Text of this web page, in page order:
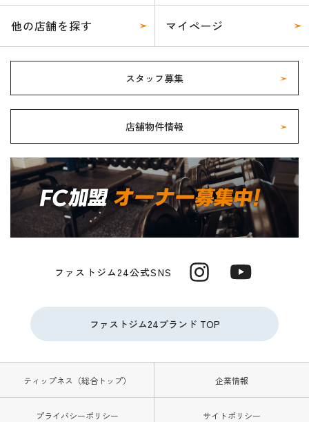
他の店舗を探す マイページ
スタッフ募集
店舗物件情報
ファストジム24公式SNS
ファストジム24ブランド TOP
ティップネス（総合トップ） 企業情報
プライバシーポリシー サイトポリシー